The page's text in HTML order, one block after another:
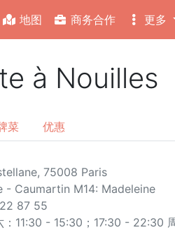
地图 商务合作 更多
à Nouilles
菜 优惠
75008 Paris
- Caumartin M14: Madeleine
87 55
：11:30 - 15:30；17:30 - 22:30